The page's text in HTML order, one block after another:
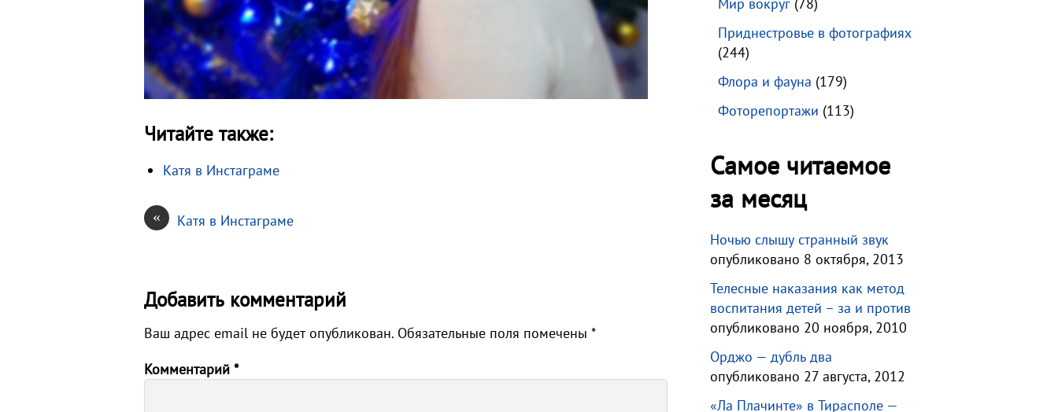
Читайте также:
Катя в Инстаграме
« Катя в Инстаграме
Добавить комментарий
Ваш адрес email не будет опубликован. Обязательные поля помечены *
Комментарий *
Приднестровье в фотографиях
(244)
Флора и фауна (179)
Фоторепортажи (113)
Самое читаемое
за месяц
Ночью слышу странный звук
опубликовано 8 октября, 2013
Телесные наказания как метод
воспитания детей – за и против
опубликовано 20 ноября, 2010
Орджо — дубль два
опубликовано 27 августа, 2012
«Ла Плачинте» в Тирасполе —